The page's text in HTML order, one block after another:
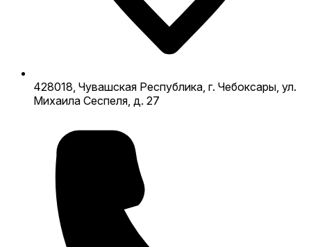
428018, Чувашская Республика, г. Чебоксары, ул.
Михаила Сеспеля, д. 27